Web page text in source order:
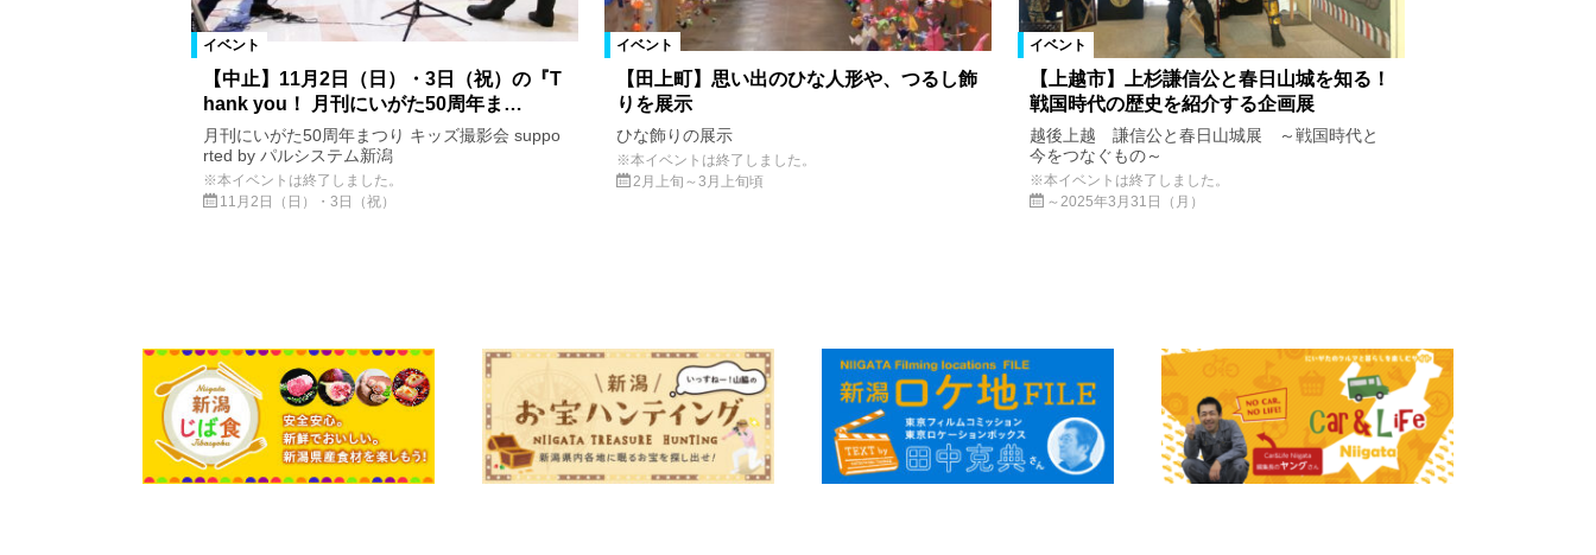
イベント
【中止】11月2日（日）・3日（祝）の『T
hank you！ 月刊にいがた50周年ま…
月刊にいがた50周年まつり キッズ撮影会 suppo
rted by パルシステム新潟
※本イベントは終了しました。
11月2日（日）・3日（祝）
イベント
【田上町】思い出のひな人形や、つるし飾
りを展示
ひな飾りの展示
※本イベントは終了しました。
2月上旬～3月上旬頃
イベント
【上越市】上杉謙信公と春日山城を知る！
戦国時代の歴史を紹介する企画展
越後上越 謙信公と春日山城展 ～戦国時代と
今をつなぐもの～
※本イベントは終了しました。
～2025年3月31日（月）